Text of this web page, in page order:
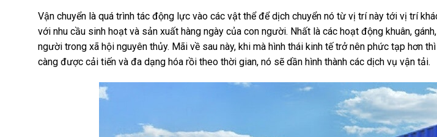
Vận chuyển là quá trình tác động lực vào các vật thể để dịch chuyển nó từ vị trí này tới vị trí
với nhu cầu sinh hoạt và sản xuất hàng ngày của con người. Nhất là các hoạt động khuân,
người trong xã hội nguyên thủy. Mãi về sau này, khi mà hình thái kinh tế trở nên phức tạp hơn
càng được cải tiến và đa dạng hóa rồi theo thời gian, nó sẽ dần hình thành các dịch vụ vận tải.